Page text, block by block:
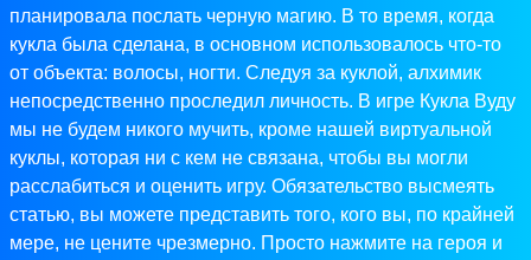
планировала послать черную магию. В то время, когда
кукла была сделана, в основном использовалось что-то
от объекта: волосы, ногти. Следуя за куклой, алхимик
непосредственно проследил личность. В игре Кукла Вуду
мы не будем никого мучить, кроме нашей виртуальной
куклы, которая ни с кем не связана, чтобы вы могли
расслабиться и оценить игру. Обязательство высмеять
статью, вы можете представить того, кого вы, по крайней
мере, не цените чрезмерно. Просто нажмите на героя и